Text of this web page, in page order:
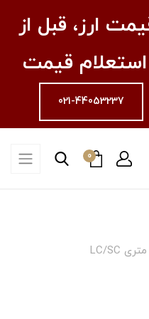
ارز، قبل از
قیمت
021-44053237
0